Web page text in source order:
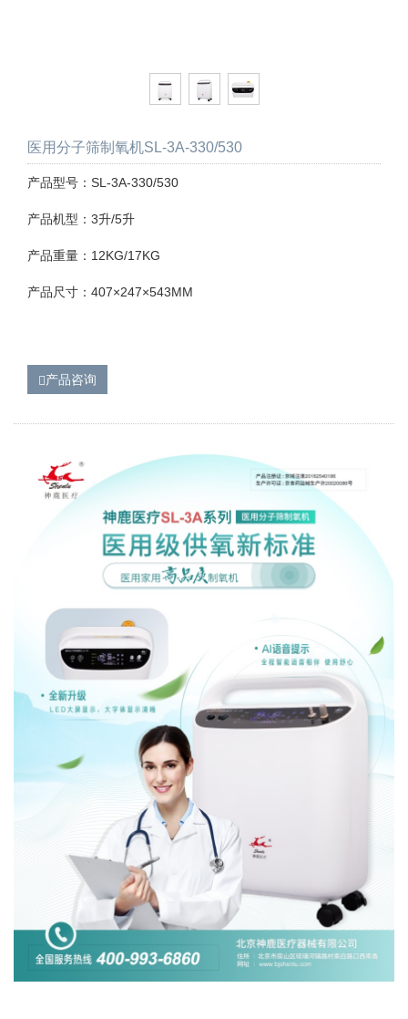
医用分子筛制氧机SL-3A-330/530
产品型号：SL-3A-330/530
产品机型：3升/5升
产品重量：12KG/17KG
产品尺寸：407×247×543MM
产品咨询